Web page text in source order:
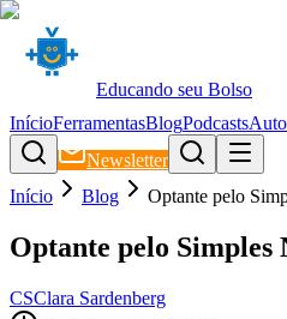
Educando seu Bolso
InícioFerramentasBlogPodcasts
Newsletter
Início
Blog Optante pelo
Optante pelo Simples
CSClara Sardenberg